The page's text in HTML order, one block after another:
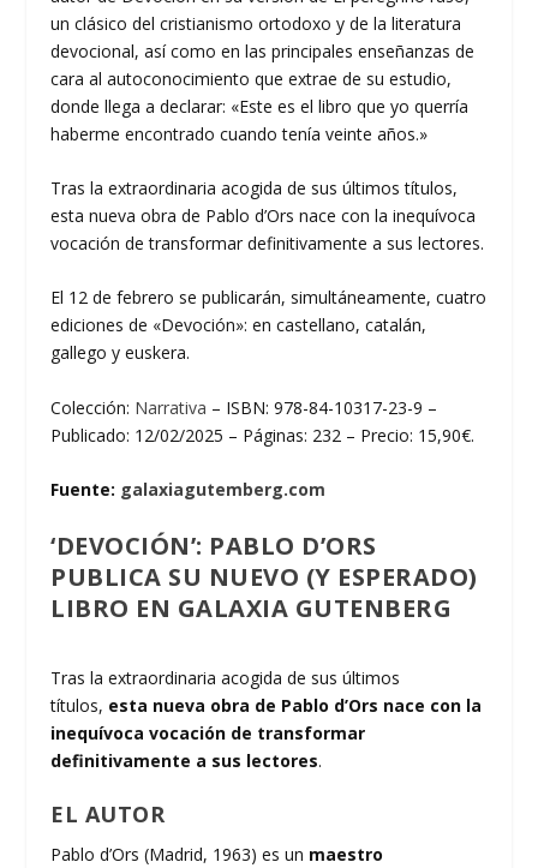
un clásico del cristianismo ortodoxo y de la literatura
devocional, así como en las principales enseñanzas de
cara al autoconocimiento que extrae de su estudio,
donde llega a declarar: «Este es el libro que yo querría
haberme encontrado cuando tenía veinte años.»
Tras la extraordinaria acogida de sus últimos títulos,
esta nueva obra de Pablo d’Ors nace con la inequívoca
vocación de transformar definitivamente a sus lectores.
El 12 de febrero se publicarán, simultáneamente, cuatro
ediciones de «Devoción»: en castellano, catalán,
gallego y euskera.
Colección: Narrativa – ISBN: 978-84-10317-23-9 –
Publicado: 12/02/2025 – Páginas: 232 – Precio: 15,90€.
Fuente: galaxiagutemberg.com
‘DEVOCIÓN’: PABLO D’ORS
PUBLICA SU NUEVO (Y ESPERADO)
LIBRO EN GALAXIA GUTENBERG
Tras la extraordinaria acogida de sus últimos
títulos, esta nueva obra de Pablo d’Ors nace con la
inequívoca vocación de transformar
definitivamente a sus lectores.
EL AUTOR
Pablo d’Ors (Madrid, 1963) es un maestro